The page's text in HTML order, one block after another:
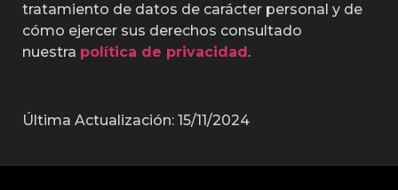
tratamiento de datos de carácter personal y de
cómo ejercer sus derechos consultado
nuestra política de privacidad .
Última Actualización: 15/11/2024